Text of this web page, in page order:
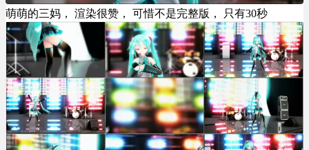
萌萌的三妈， 渲染很赞， 可惜不是完整版， 只有30秒